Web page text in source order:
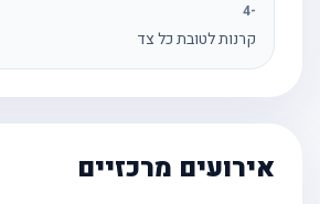
קרנות לטובת כל צד
אירועים מרכזיים